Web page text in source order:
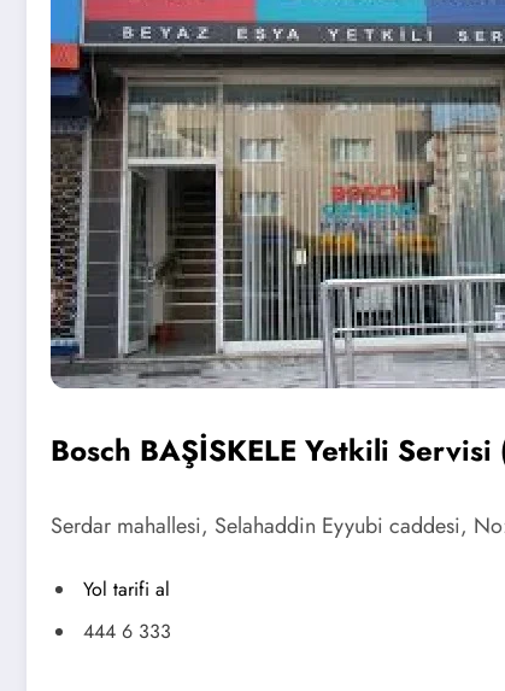
Bosch BAŞİSKELE Yetkili
Serdar mahallesi, Selahaddin Eyyubi caddesi,
Yol tarifi al
444 6 333